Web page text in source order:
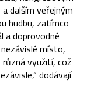
dalším veřejným
hudbu, zatímco
a doprovodné
místo,
využití, což
dodávají